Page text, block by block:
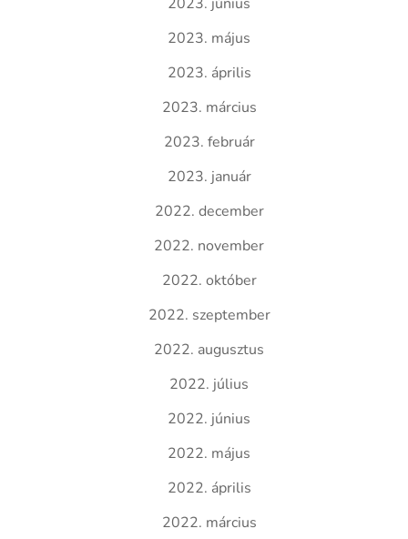
2023. május
2023. április
2023. március
2023. február
2023. január
2022. december
2022. november
2022. október
2022. szeptember
2022. augusztus
2022. július
2022. június
2022. május
2022. április
2022. március